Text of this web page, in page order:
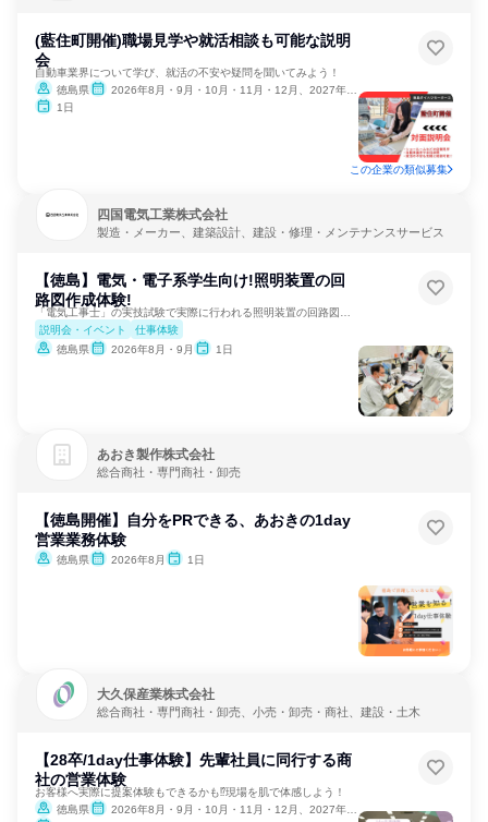
(藍住町開催)職場見学や就活相談も可能な説明
会
自動車業界について学び、就活の不安や疑問を聞いてみよう！
徳島県
2026年8月・9月・10月・11月・12月、2027年1月・2月
1日
この企業の類似募集
四国電気工業株式会社
製造・メーカー、建築設計、建設・修理・メンテナンスサービス
【徳島】電気・電子系学生向け!照明装置の回
路図作成体験!
説明会・イベント
仕事体験
徳島県
2026年8月・9月 1日
あおき製作株式会社
総合商社・専門商社・卸売
【徳島開催】自分をPRできる、あおきの1day
営業業務体験
徳島県 2026年8月 1日
大久保産業株式会社
総合商社・専門商社・卸売、小売・卸売・商社、建設・土木
【28卒/1day仕事体験】先輩社員に同行する商
社の営業体験
お客様へ実際に提案体験もできるかも⁉現場を肌で体感しよう！
徳島県
2026年8月・9月・10月・11月・12月、2027年1月・2月